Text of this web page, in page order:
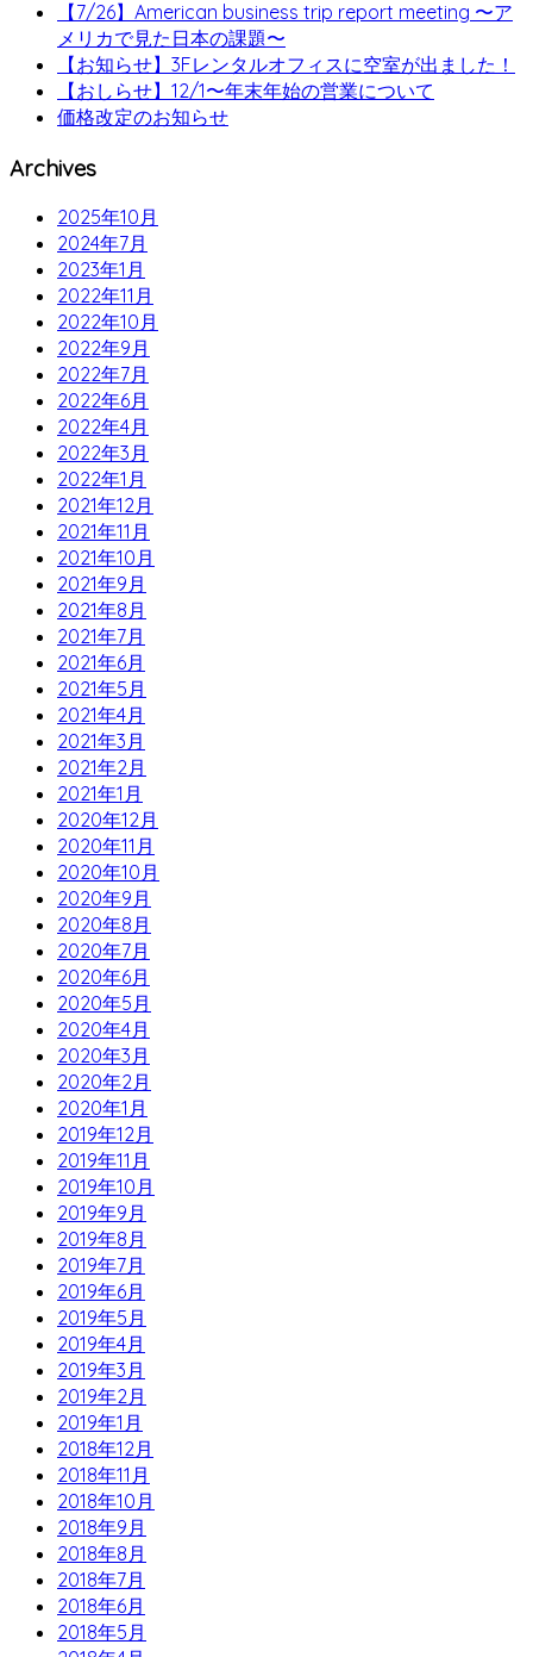
【7/26】American business trip report meeting 〜ア
メリカで見た日本の課題〜
【お知らせ】3Fレンタルオフィスに空室が出ました！
【おしらせ】12/1〜年末年始の営業について
価格改定のお知らせ
Archives
2025年10月
2024年7月
2023年1月
2022年11月
2022年10月
2022年9月
2022年7月
2022年6月
2022年4月
2022年3月
2022年1月
2021年12月
2021年11月
2021年10月
2021年9月
2021年8月
2021年7月
2021年6月
2021年5月
2021年4月
2021年3月
2021年2月
2021年1月
2020年12月
2020年11月
2020年10月
2020年9月
2020年8月
2020年7月
2020年6月
2020年5月
2020年4月
2020年3月
2020年2月
2020年1月
2019年12月
2019年11月
2019年10月
2019年9月
2019年8月
2019年7月
2019年6月
2019年5月
2019年4月
2019年3月
2019年2月
2019年1月
2018年12月
2018年11月
2018年10月
2018年9月
2018年8月
2018年7月
2018年6月
2018年5月